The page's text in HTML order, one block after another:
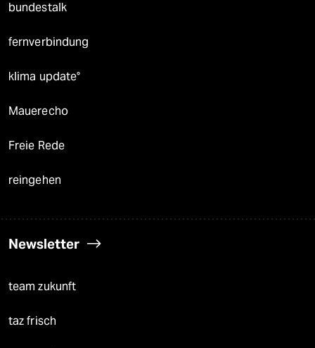
bundestalk
fernverbindung
klima update°
Mauerecho
Freie Rede
reingehen
Newsletter
team zukunft
taz frisch